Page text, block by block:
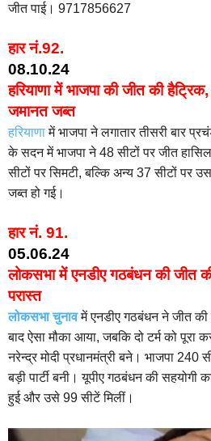
जीत पाई। 9717856627
हार नं.92.
08.10.24
हरियाणा में भाजपा की जीत की
जमानत जब्त
हरियाणामें भाजपा ने लगातार तीसरी बार
के सदन में भाजपा ने 48 सीटों पर जीत
सीटों पर सिमटी, बल्कि अन्य 37 सीटों पर
जब्त हो गई।
हार नं. 91.
05.06.24
लोकसभा में एनडीए गठबंधन की जीत
परास्त
लोकसभा चुनावमें एनडीए गठबंधन ने जीत
बाद ऐसा मौका आया, जबकि दो टर्म को पूरा
नरेन्द्र मोदी प्रधानमंत्री बने। भाजपा
बड़ी पार्टी बनी। यूपीए गठबंधन की सहयोगी
हुई और उसे 99 सीटें मिलीं।